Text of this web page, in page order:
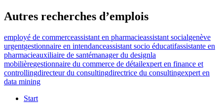
Autres recherches d’emplois
employé de commerceassistant en pharmacieassistant socialgenève
urgentgestionnaire en intendanceassistant socio éducatifassistante en
pharmacieauxiliaire de santémanager du designla
mobilièregestionnaire du commerce de détailexpert en finance et
controllingdirecteur du consultingdirectrice du consultingexpert en
data mining
Start